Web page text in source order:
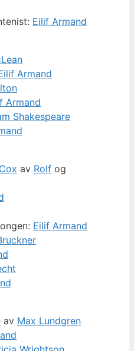
Eilif Armand
Armand
Armand
Shakespeare
av Rolf og
Eilif Armand
av Max Lundgren